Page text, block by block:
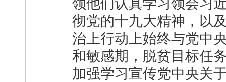
领他们认真学习领会习
彻党的十九大精神，以
治上行动上始终与党中
和敏感期，脱贫目标任
加强学习宣传党中央关